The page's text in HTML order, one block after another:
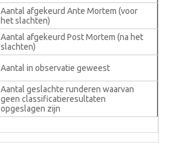
Aantal afgekeurd Ante Mortem (voor
het slachten)
Aantal afgekeurd Post Mortem (na het
slachten)
Aantal in observatie geweest
Aantal geslachte runderen waarvan
geen classificatieresultaten
opgeslagen zijn